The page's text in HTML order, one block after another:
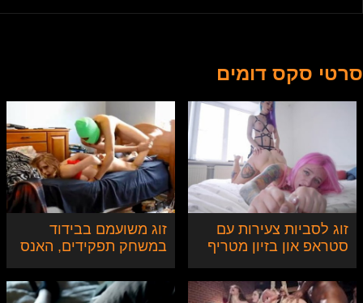
סרטי סקס דומים
זוג לסביות צעירות עם
סטראפ און בזיון מטריף
זוג משועמם בבידוד
במשחק תפקידים, האנס